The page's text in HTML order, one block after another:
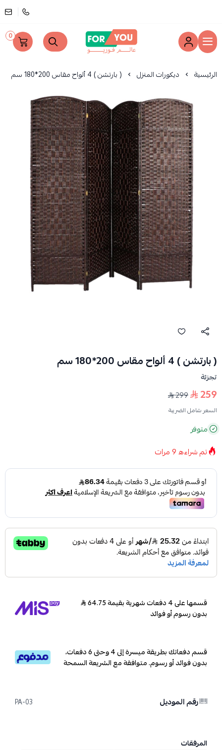
عالم فوريو
0
الرئيسية ديكورات المنزل ( بارتشن ) 4 ألواح مقاس 200*180 سم
( بارتشن ) 4 ألواح مقاس 200*180 سم
تجزئة
259
299
السعر شامل الضريبة
متوفر
تم شراءه9مرات
قسمها على 4 دفعات شهرية بقيمة 64.75
بدون رسوم أو فوائد
قسم دفعاتك بطريقة ميسرة إلى 4 وحتى 6 دفعات،
بدون فوائد أو رسوم. متوافقة مع الشريعة السمحة
رقم الموديل PA-03
المرفقات